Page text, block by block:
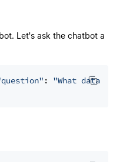
Let's ask the chatbot a
: "What data